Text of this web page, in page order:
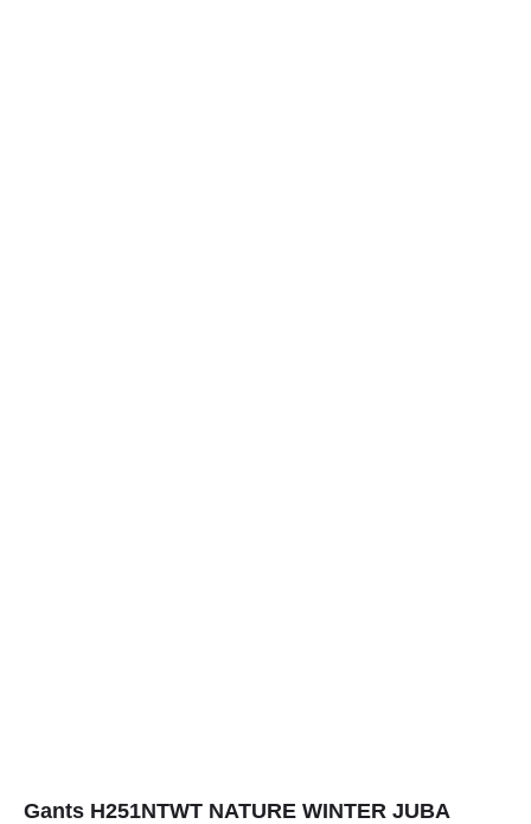
Gants H251NTWT NATURE WINTER JUBA